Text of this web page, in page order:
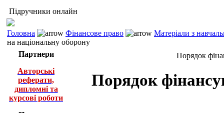
Підручники онлайн
Головна Фінансове право
Матеріали з
на національну оборону
Партнери
Авторські
реферати,
дипломні та
курсові роботи
Порядок
Порядок